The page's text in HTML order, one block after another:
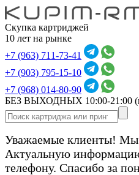
Скупка картриджей
10 лет на рынке
+7 (963) 711-73-41
+7 (903) 795-15-10
+7 (968) 014-80-90
БЕЗ ВЫХОДНЫХ 10:00-21:00
Уважаемые клиенты! Мы
Актуальную
телефону. Спасибо за